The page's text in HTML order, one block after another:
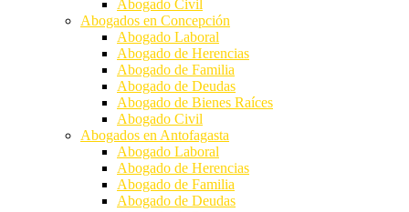
Abogado Civil
Abogados en Concepción
Abogado Laboral
Abogado de Herencias
Abogado de Familia
Abogado de Deudas
Abogado de Bienes Raíces
Abogado Civil
Abogados en Antofagasta
Abogado Laboral
Abogado de Herencias
Abogado de Familia
Abogado de Deudas